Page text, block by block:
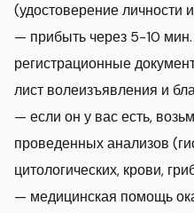
(удостоверение личности
— прибыть через 5-10 мин.
регистрационные
лист волеизъявления и
— если он у вас есть,
проведенных анализов
цитологических, крови,
— медицинская помощь